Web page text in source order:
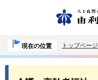
現在の位置 トップページ